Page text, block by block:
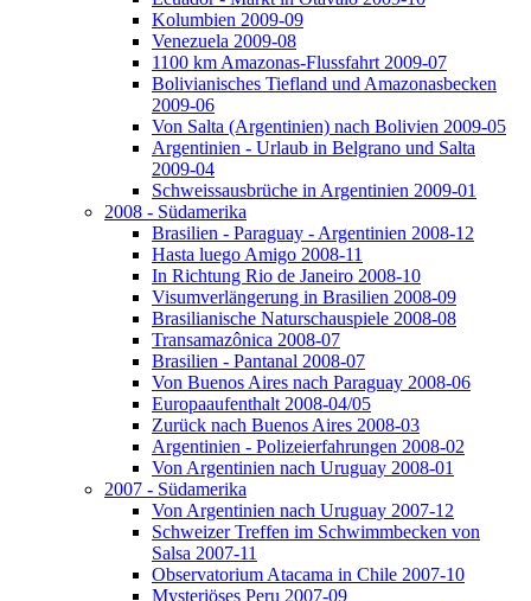
Kolumbien 2009-09
Venezuela 2009-08
1100 km Amazonas-Flussfahrt 2009-07
Bolivianisches Tiefland und Amazonasbecken
2009-06
Von Salta (Argentinien) nach Bolivien 2009-05
Argentinien - Urlaub in Belgrano und Salta
2009-04
Schweissausbrüche in Argentinien 2009-01
2008 - Südamerika
Brasilien - Paraguay - Argentinien 2008-12
Hasta luego Amigo 2008-11
In Richtung Rio de Janeiro 2008-10
Visumverlängerung in Brasilien 2008-09
Brasilianische Naturschauspiele 2008-08
Transamazônica 2008-07
Brasilien - Pantanal 2008-07
Von Buenos Aires nach Paraguay 2008-06
Europaaufenthalt 2008-04/05
Zurück nach Buenos Aires 2008-03
Argentinien - Polizeierfahrungen 2008-02
Von Argentinien nach Uruguay 2008-01
2007 - Südamerika
Von Argentinien nach Uruguay 2007-12
Schweizer Treffen im Schwimmbecken von
Salsa 2007-11
Observatorium Atacama in Chile 2007-10
Mysteriöses Peru 2007-09